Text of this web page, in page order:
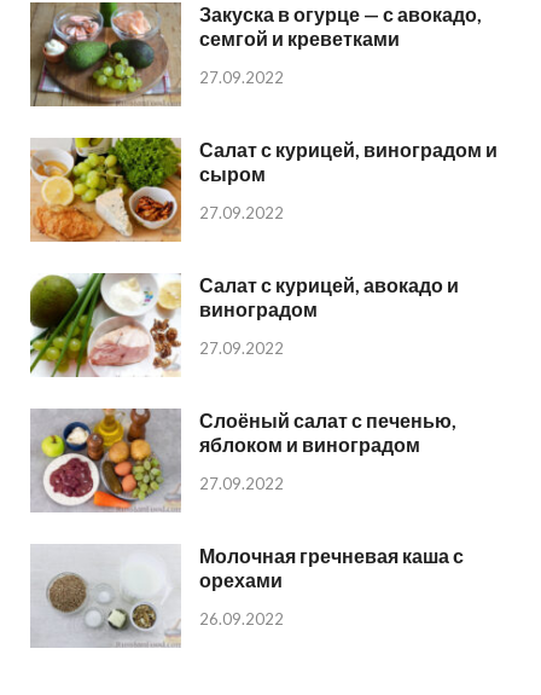
Закуска в огурце — с авокадо,
семгой и креветками
27.09.2022
Салат с курицей, виноградом и
сыром
27.09.2022
Салат с курицей, авокадо и
виноградом
27.09.2022
Слоёный салат с печенью,
яблоком и виноградом
27.09.2022
Молочная гречневая каша с
орехами
26.09.2022